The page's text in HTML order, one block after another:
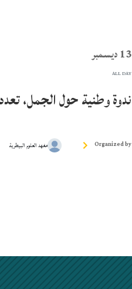
13 ديسمبر
ALL DAY
ندوة وطنية حول الجمل،
Organized by مغهد العلوم البيطرية